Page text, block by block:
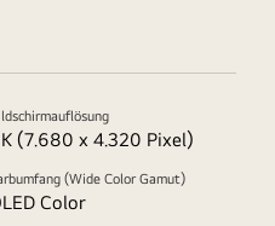
(7.680 x 4.320 Pixel)
(Wide Color Gamut)
Color